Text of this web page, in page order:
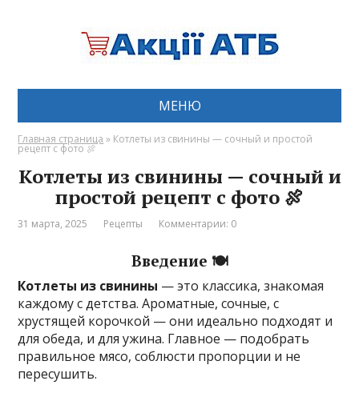
МЕНЮ
Главная страница » Котлеты из свинины — сочный и простой
рецепт с фото 🍖
Котлеты из свинины — сочный и
простой рецепт с фото 🍖
31 марта, 2025 Рецепты Комментарии: 0
Введение 🍽️
Котлеты из свинины — это классика, знакомая
каждому с детства. Ароматные, сочные, с
хрустящей корочкой — они идеально подходят и
для обеда, и для ужина. Главное — подобрать
правильное мясо, соблюсти пропорции и не
пересушить.